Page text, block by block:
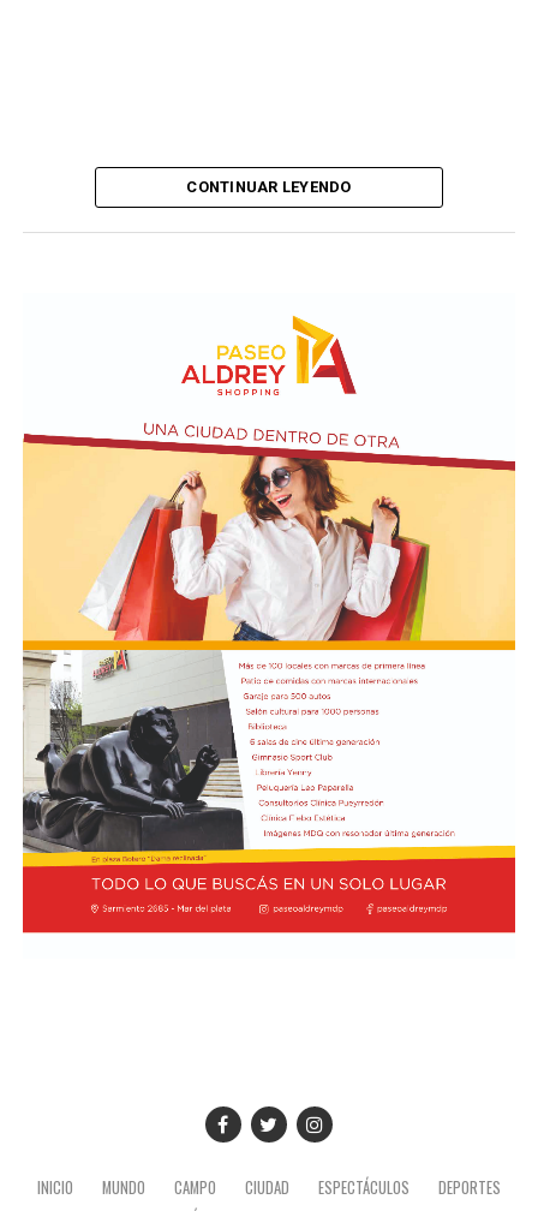
CONTINUAR LEYENDO
INICIO MUNDO CAMPO CIUDAD ESPECTÁCULOS
DEPORTES